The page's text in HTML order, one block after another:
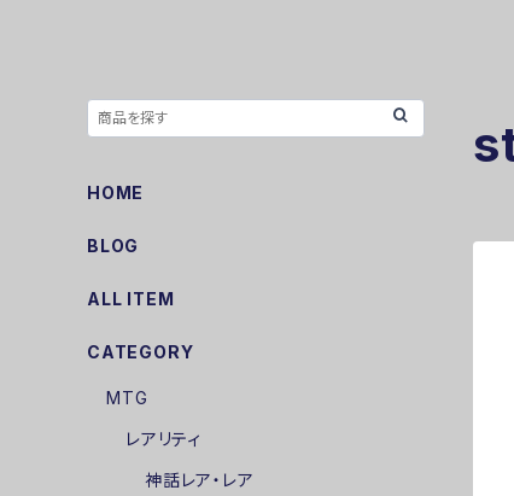
HOME
BLOG
ALL ITEM
CATEGORY
MTG
レアリティ
神話レア・レア